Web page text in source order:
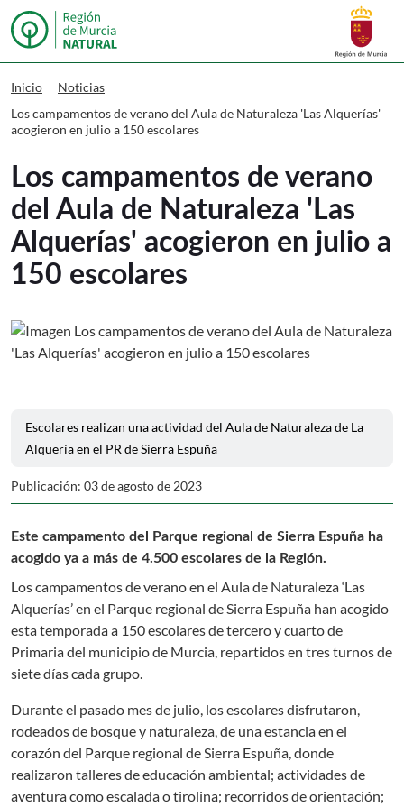
Murcia Natural Los campamentos de
Buscar
Inicio
Noticias
Los campamentos de verano del Aula de Naturaleza 'Las Alquerías'
acogieron en julio a 150 escolares
Los campamentos de verano
del Aula de Naturaleza 'Las
Alquerías' acogieron en julio a
150 escolares
Escolares realizan una actividad del Aula de Naturaleza de La
Alquería en el PR de Sierra Espuña
Publicación: 03 de agosto de 2023
Este campamento del Parque regional de Sierra Espuña ha
acogido ya a más de 4.500 escolares de la Región.
Los campamentos de verano en el Aula de Naturaleza ‘Las
Alquerías’ en el Parque regional de Sierra Espuña han acogido
esta temporada a 150 escolares de tercero y cuarto de
Primaria del municipio de Murcia, repartidos en tres turnos de
siete días cada grupo.
Durante el pasado mes de julio, los escolares disfrutaron,
rodeados de bosque y naturaleza, de una estancia en el
corazón del Parque regional de Sierra Espuña, donde
realizaron talleres de educación ambiental; actividades de
aventura como escalada o tirolina; recorridos de orientación;